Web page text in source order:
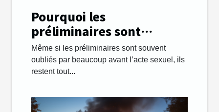
Pourquoi les
préliminaires sont
importants lors des
rapports sexuels ?
Même si les préliminaires sont souvent
oubliés par beaucoup avant l’acte sexuel, ils
restent tout...